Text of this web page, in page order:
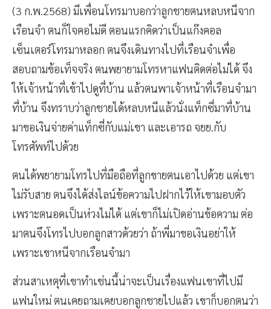
(3 ก.พ.2568) มีเพื่อนโทรมาบอกว่าลูกชายตนหลบหนีจาก
เรือนจำ ตนก็ใจคอไม่ดี ตอนแรกคิดว่าเป็นแก๊งคอล
เซ็นเตอร์โทรมาหลอก ตนจึงเดินทางไปที่เรือนจำเพื่อ
สอบถามข้อเท็จจริง ตนพยายามโทรหาแฟนติดต่อไม่ได้ จึง
ให้เจ้าหน้าที่เข้าไปดูที่บ้าน แล้วตนพาเจ้าหน้าที่เรือนจำมา
ที่บ้าน จึงทราบว่าลูกชายได้หลบหนีแล้วนั่งแท็กซี่มาที่บ้าน
มาขอเงินจ่ายค่าแท็กซี่กับแม่เขา และเอารถ จยย.กับ
โทรศัพท์ไปด้วย
ตนได้พยายามโทรไปที่มือถือที่ลูกขายตนเอาไปด้วย แต่เขา
ไม่รับสาย ตนจึงได้ส่งไลน์ข้อความไปฝากไว้ให้เขามอบตัว
เพราะตนอดเป็นห่วงไม่ได้ แต่เขาก็ไม่เปิดอ่านข้อความ ต่อ
มาตนจึงโทรไปบอกลูกสาวด้วยว่า ถ้าพี่มาขอเงินอย่าให้
เพราะเขาหนีจากเรือนจำมา
ส่วนสาเหตุที่เขาทำเช่นนี้น่าจะเป็นเรื่องแฟนเขาที่ไปมี
แฟนใหม่ ตนเคยถามเคยบอกลูกชายไปแล้ว เขาก็บอกตนว่า